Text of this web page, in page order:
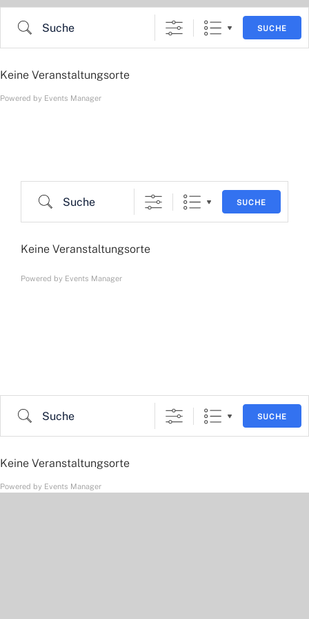
Zum
Inhalt
springen
Suche SUCHE
Keine Veranstaltungsorte
Powered by Events Manager
Suche SUCHE
Keine Veranstaltungsorte
Powered by Events Manager
Suche SUCHE
Keine Veranstaltungsorte
Powered by Events Manager